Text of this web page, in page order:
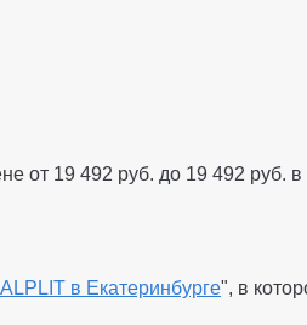
от 19 492 руб. до 19 492 руб. в
в Екатеринбурге", в